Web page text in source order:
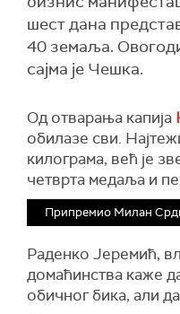
шест дана
40 земаља.
сајма је Чешка.
Од отварања капија
обилазе сви.
килограма, већ је
четврта медаља и
Припремио Милан
Раденко Јеремић,
домаћинства каже
обичног бика, али